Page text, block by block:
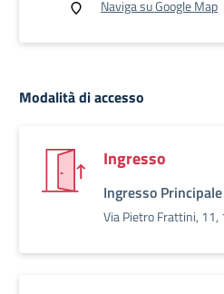
Naviga su Google Map
Modalità di accesso
Ingresso
Ingresso Principale
Via Pietro Frattini, 11,